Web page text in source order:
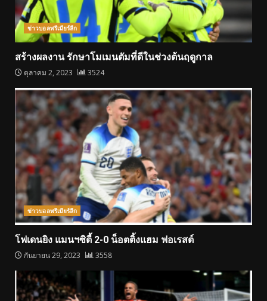
ข่าวบอลพรีเมียร์ลีก
สร้างผลงาน รักษาโมเมนตัมที่ดีในช่วงต้นฤดูกาล
ตุลาคม 2, 2023 3524
ข่าวบอลพรีเมียร์ลีก
โฟเดนยิง แมนฯซิตี้ 2-0 น็อตติ้งแฮม ฟอเรสต์
กันยายน 29, 2023 3558